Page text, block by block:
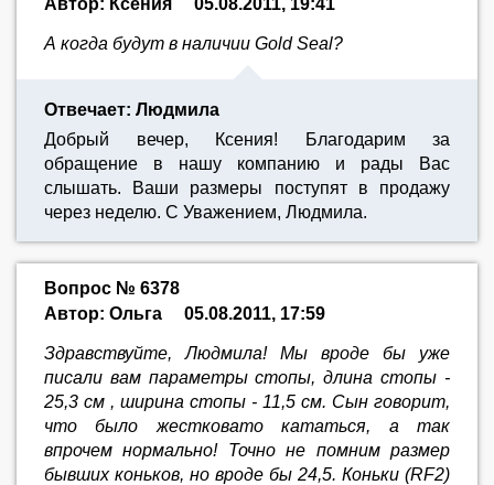
Автор: Ксения
05.08.2011, 19:41
А когда будут в наличии Gold Seal?
Отвечает: Людмила
Добрый вечер, Ксения! Благодарим за
обращение в нашу компанию и рады Вас
слышать. Ваши размеры поступят в продажу
через неделю. С Уважением, Людмила.
Вопрос № 6378
Автор: Ольга
05.08.2011, 17:59
Здравствуйте, Людмила! Мы вроде бы уже
писали вам параметры стопы, длина стопы -
25,3 см , ширина стопы - 11,5 см. Сын говорит,
что было жестковато кататься, а так
впрочем нормально! Точно не помним размер
бывших коньков, но вроде бы 24,5. Коньки (RF2)